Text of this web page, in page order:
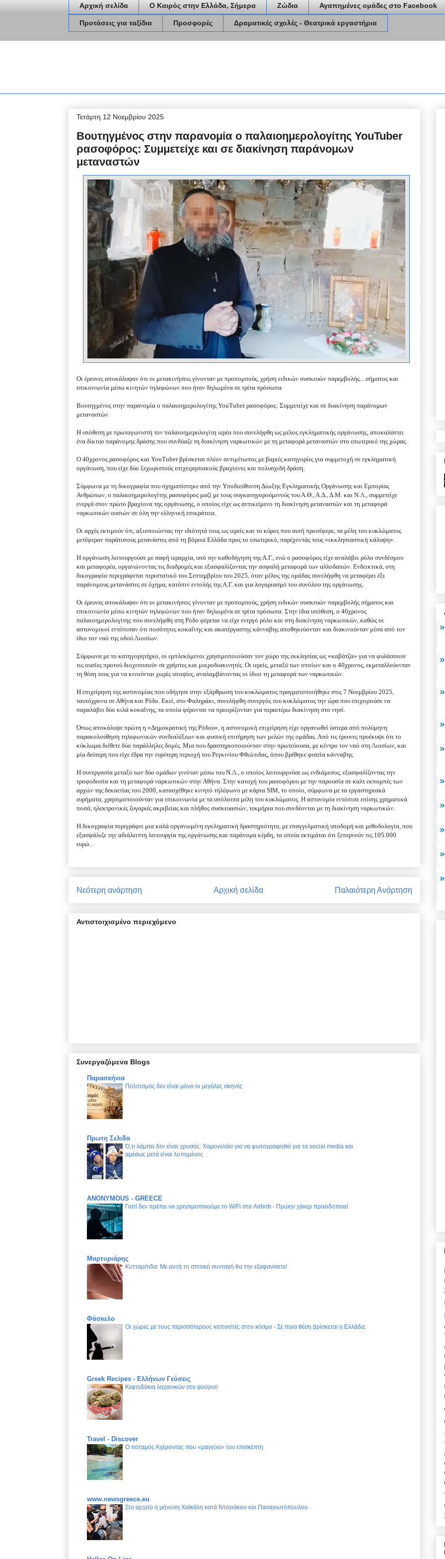
Αρχική σελίδα Ο Καιρός στην Ελλάδα, Σήμερα Ζώδια Αγαπημένες ομάδες στο Facebook
Προτάσεις για ταξίδια Προσφορές Δραματικές σχολές - Θεατρικά εργαστήρια
Τετάρτη 12 Νοεμβρίου 2025
Βουτηγμένος στην παρανομία ο παλαιοημερολογίτης YouTuber
ρασοφόρος: Συμμετείχε και σε διακίνηση παράνομων
μεταναστών
Οι έρευνες αποκάλυψαν ότι οι μετακινήσεις γίνονταν με προπομπούς, χρήση ειδικών συσκευών παρεμβολής...
σήματος και
επικοινωνία μέσω κινητών τηλεφώνων που ήταν δηλωμένα σε τρίτα πρόσωπα
Βουτηγμένος στην παρανομία ο παλαιοημερολογίτης YouTuber ρασοφόρος: Συμμετείχε και σε διακίνηση παράνομων
μεταναστών
Η υπόθεση με πρωταγωνιστή τον παλαιοημερολογίτη ιερέα που συνελήφθη ως μέλος εγκληματικής οργάνωσης, αποκαλύπτει
ένα δίκτυο παράνομης δράσης που συνδύαζε τη διακίνηση ναρκωτικών με τη μεταφορά μεταναστών στο εσωτερικό της χώρας.
Ο 40χρονος ρασοφόρος και YouTuber βρίσκεται πλέον αντιμέτωπος με βαριές κατηγορίες για συμμετοχή σε εγκληματική
οργάνωση, που είχε δύο ξεχωριστούς επιχειρησιακούς βραχίονες και πολυσχιδή δράση.
Σύμφωνα με τη δικογραφία που σχηματίστηκε από την Υποδιεύθυνση Δίωξης Εγκληματικής Οργάνωσης και Εμπορίας
Ανθρώπων, ο παλαιοημερολογίτης ρασοφόρος μαζί με τους συγκατηγορούμενούς του Α.Θ., Α.Δ., Δ.Μ. και Ν.Λ., συμμετείχε
ενεργά στον πρώτο βραχίονα της οργάνωσης, ο οποίος είχε ως αντικείμενο τη διακίνηση μεταναστών και τη μεταφορά
ναρκωτικών ουσιών σε όλη την ελληνική επικράτεια.
Οι αρχές εκτιμούν ότι, αξιοποιώντας την ιδιότητά τους ως ιερείς και το κύρος που αυτή προσέφερε, τα μέλη του κυκλώματος
μετέφεραν παράτυπους μετανάστες από τη βόρεια Ελλάδα προς το εσωτερικό, παρέχοντάς τους «εκκλησιαστική κάλυψη».
Η οργάνωση λειτουργούσε με σαφή ιεραρχία, υπό την καθοδήγηση της Α.Γ., ενώ ο ρασοφόρος είχε αναλάβει ρόλο συνδέσμου
και μεταφορέα, οργανώνοντας τις διαδρομές και εξασφαλίζοντας την ασφαλή μεταφορά των αλλοδαπών. Ενδεικτικά, στη
δικογραφία περιγράφεται περιστατικό του Σεπτεμβρίου του 2025, όταν μέλος της ομάδας συνελήφθη να μεταφέρει έξι
παράνομους μετανάστες σε όχημα, κατόπιν εντολής της Α.Γ. και για λογαριασμό του συνόλου της οργάνωσης.
Οι έρευνες αποκάλυψαν ότι οι μετακινήσεις γίνονταν με προπομπούς, χρήση ειδικών συσκευών παρεμβολής σήματος και
επικοινωνία μέσω κινητών τηλεφώνων που ήταν δηλωμένα σε τρίτα πρόσωπα. Στην ίδια υπόθεση, ο 40χρονος
παλαιοημερολογίτης που συνελήφθη στη Ρόδο φέρεται να είχε ενεργό ρόλο και στη διακίνηση ναρκωτικών, καθώς οι
αστυνομικοί εντόπισαν ότι ποσότητες κοκαΐνης και ακατέργαστης κάνναβης αποθηκεύονταν και διακινούνταν μέσα από τον
ίδιο τον ναό της οδού Λιοσίων.
Σύμφωνα με το κατηγορητήριο, οι εμπλεκόμενοι χρησιμοποιούσαν τον χώρο της εκκλησίας ως «καβάτζα» για να φυλάσσουν
τις ουσίες προτού διοχετευτούν σε χρήστες και μικροδιακινητές. Οι ιερείς, μεταξύ των οποίων και ο 40χρονος, εκμεταλλεύονταν
τη θέση τους για να κινούνται χωρίς υποψίες, αναλαμβάνοντας οι ίδιοι τη μεταφορά των ναρκωτικών.
Η επιχείρηση της αστυνομίας που οδήγησε στην εξάρθρωση του κυκλώματος πραγματοποιήθηκε στις 7 Νοεμβρίου 2025,
ταυτόχρονα σε Αθήνα και Ρόδο. Εκεί, στο Φαληράκι, συνελήφθη συνεργός του κυκλώματος την ώρα που επιχειρούσε να
παραλάβει δύο κιλά κοκαΐνης, τα οποία φέρονται να προορίζονταν για περαιτέρω διακίνηση στο νησί.
Όπως αποκάλυψε πρώτη η «Δημοκρατική της Ρόδου», η αστυνομική επιχείρηση είχε οργανωθεί ύστερα από πολύμηνη
παρακολούθηση τηλεφωνικών συνδιαλέξεων και φυσική επιτήρηση των μελών της ομάδας. Από τις έρευνες προέκυψε ότι το
κύκλωμα διέθετε δύο παράλληλες δομές. Μια που δραστηριοποιούνταν στην πρωτεύουσα, με κέντρο τον ναό στη Λιοσίων, και
μία δεύτερη που είχε έδρα την ευρύτερη περιοχή του Ρεγκινίου Φθιώτιδας, όπου βρέθηκε φυτεία κάνναβης.
Η συνεργασία μεταξύ των δύο ομάδων γινόταν μέσω του Ν.Λ., ο οποίος λειτουργούσε ως ενδιάμεσος, εξασφαλίζοντας την
τροφοδοσία και τη μεταφορά ναρκωτικών στην Αθήνα. Στην κατοχή του ρασοφόρου με την παρουσία σε καλτ εκπομπές των
αρχών της δεκαετίας του 2000, κατασχέθηκε κινητό τηλέφωνο με κάρτα SIM, το οποίο, σύμφωνα με τα εργαστηριακά
ευρήματα, χρησιμοποιούνταν για επικοινωνία με τα υπόλοιπα μέλη του κυκλώματος. Η αστυνομία εντόπισε επίσης χρηματικά
ποσά, ηλεκτρονικές ζυγαριές ακριβείας και πλήθος συσκευασιών, τεκμήρια που συνδέονται με τη διακίνηση ναρκωτικών.
Η δικογραφία περιγράφει μια καλά οργανωμένη εγκληματική δραστηριότητα, με επαγγελματική υποδομή και μεθοδολογία, που
εξασφάλιζε την αδιάλειπτη λειτουργία της οργάνωσης και παράνομα κέρδη, τα οποία εκτιμάται ότι ξεπερνούν τις 105.000
ευρώ..
Νεότερη ανάρτηση Παλαιότερη Ανάρτηση
Αρχική σελίδα
Αντιστοιχισμένο περιεχόμενο
Συνεργαζόμενα Blogs
Παρασκήνια
Πολιτισμός δεν είναι μόνο οι μεγάλες σκηνές
Πρωτη Σελιδα
Ό,τι λάμπει δεν είναι χρυσός: Χαμογελάει για να φωτογραφηθεί για τα social media και
αμέσως μετά είναι λυπημένος
ANONYMOUS - GREECE
Γιατί δεν πρέπει να χρησιμοποιούμε το WiFi στα Airbnb - Πρώην χάκερ προειδοποιεί
Μαρτυριάρης
Κυτταρίτιδα: Με αυτή τη σπιτική συνταγή θα την εξαφανίσετε!
Φάσκελο
Οι χώρες με τους περισσότερους καπνιστές στον κόσμο - Σε ποια θέση βρίσκεται η Ελλάδα;
Greek Recipes - Ελλήνων Γεύσεις
Κεφτεδάκια λαχανικών στο φούρνο
Travel - Discover
Ο ποταμός Αχέροντας που «μαγεύει» τον επισκέπτη
www.newsgreece.eu
Στο αρχείο η μήνυση Χαϊκάλη κατά Ντογιάκου και Παναγιωτόπουλου